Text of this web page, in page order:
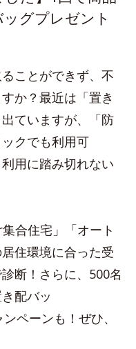
グプレゼント
ことができず、不
か？最近は「置き
ていますが、「防
クでも利用可
用に踏み切れない
合住宅」「オート
住環境に合った受
断！さらに、500名
配バッ
ペーンも！ぜひ、